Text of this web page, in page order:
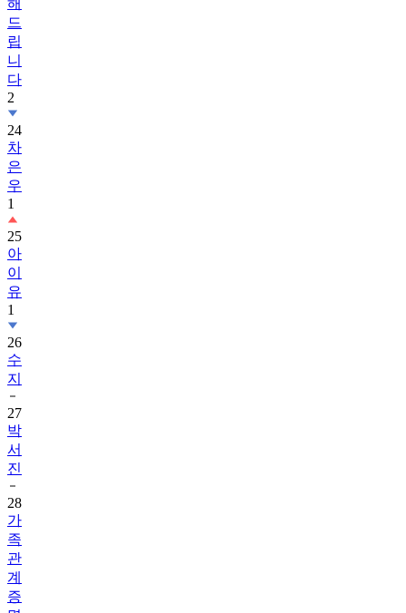
드
립
니
다
2
24
차
은
우
1
25
아
이
유
1
26
수
지
27
박
서
진
28
가
족
관
계
증